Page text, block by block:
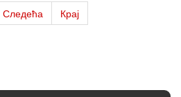
Следећа Крај